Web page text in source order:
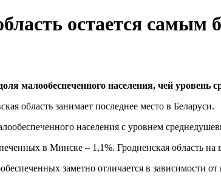
остается самым
малообеспеченного населения, чей
область занимает последнее место в Беларуси.
населения с уровнем
в Минске – 1,1%. Гродненская область
заметно отличается в зависимости